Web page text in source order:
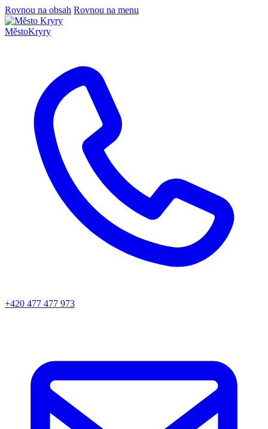
Rovnou na obsah Rovnou na menu
MěstoKryry
+420 477 477 973